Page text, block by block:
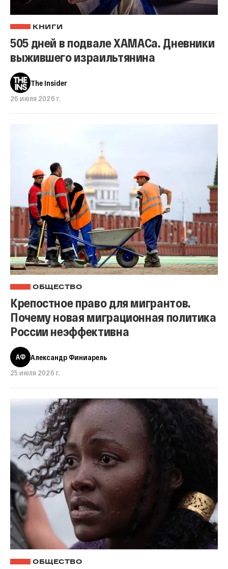
КНИГИ
505 дней в подвале ХАМАСа. Дневники
выжившего израильтянина
The Insider
26 июля 2026 г.
ОБЩЕСТВО
Крепостное право для мигрантов.
Почему новая миграционная политика
России неэффективна
АФ
Александр Финиарель
25 июля 2026 г.
ОБЩЕСТВО